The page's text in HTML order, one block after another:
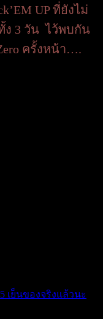
UP ที่ยังไม่
ง 3 วัน ไว้พบกัน
ครั้งหน้า….
เย็นของจริงแล้วนะ